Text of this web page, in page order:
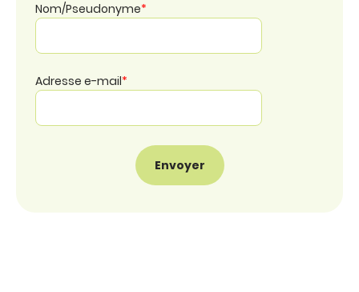
Nom/Pseudonyme*
Adresse e-mail*